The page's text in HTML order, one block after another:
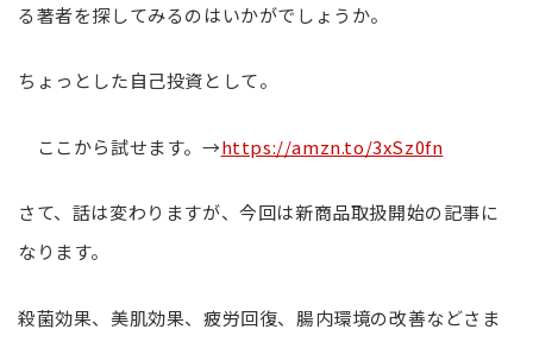
る著者を探してみるのはいかがでしょうか。
ちょっとした自己投資として。
ここから試せます。→https://amzn.to/3xSz0fn
さて、話は変わりますが、今回は新商品取扱開始の記事に
なります。
殺菌効果、美肌効果、疲労回復、腸内環境の改善などさま